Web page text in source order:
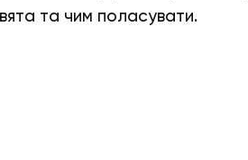
та чим поласувати.